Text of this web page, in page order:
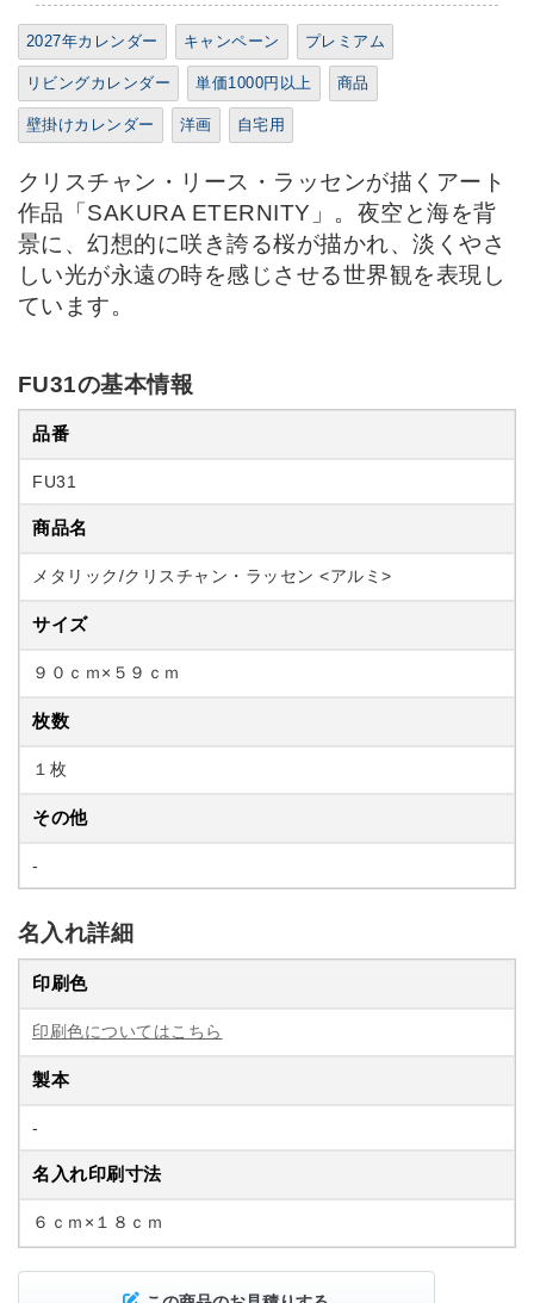
2027年カレンダー キャンペーン プレミアム
リビングカレンダー 単価1000円以上 商品
壁掛けカレンダー 洋画 自宅用
クリスチャン・リース・ラッセンが描くアート
作品「SAKURA ETERNITY」。夜空と海を背
景に、幻想的に咲き誇る桜が描かれ、淡くやさ
しい光が永遠の時を感じさせる世界観を表現し
ています。
FU31の基本情報
品番
FU31
商品名
メタリック/クリスチャン・ラッセン <アルミ>
サイズ
９０ｃｍ×５９ｃｍ
枚数
１枚
その他
-
名入れ詳細
印刷色
印刷色についてはこちら
製本
-
名入れ印刷寸法
６ｃｍ×１８ｃｍ